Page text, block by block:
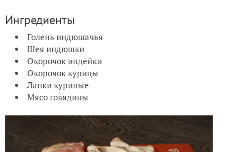
Ингредиенты
Голень индюшачья
Шея индюшки
Окорочок индейки
Окорочок курицы
Лапки куриные
Мясо говядины